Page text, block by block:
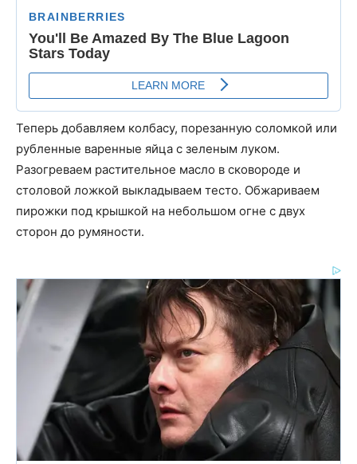
Теперь добавляем колбасу, порезанную соломкой или
рубленные варенные яйца с зеленым луком.
Разогреваем растительное масло в сковороде и
столовой ложкой выкладываем тесто. Обжариваем
пирожки под крышкой на небольшом огне с двух
сторон до румяности.